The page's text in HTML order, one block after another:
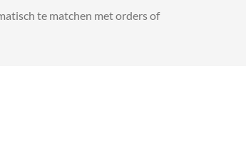
te matchen met orders of